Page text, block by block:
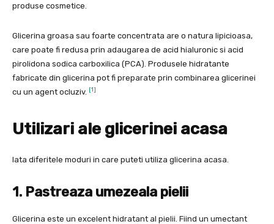
produse cosmetice.
Glicerina groasa sau foarte concentrata are o natura lipicioasa,
care poate fi redusa prin adaugarea de acid hialuronic si acid
pirolidona sodica carboxilica (PCA). Produsele hidratante
fabricate din glicerina pot fi preparate prin combinarea glicerinei
cu un agent ocluziv. [1]
Utilizari ale glicerinei acasa
Iata diferitele moduri in care puteti utiliza glicerina acasa.
1. Pastreaza umezeala pielii
Glicerina este un excelent hidratant al pielii. Fiind un umectant